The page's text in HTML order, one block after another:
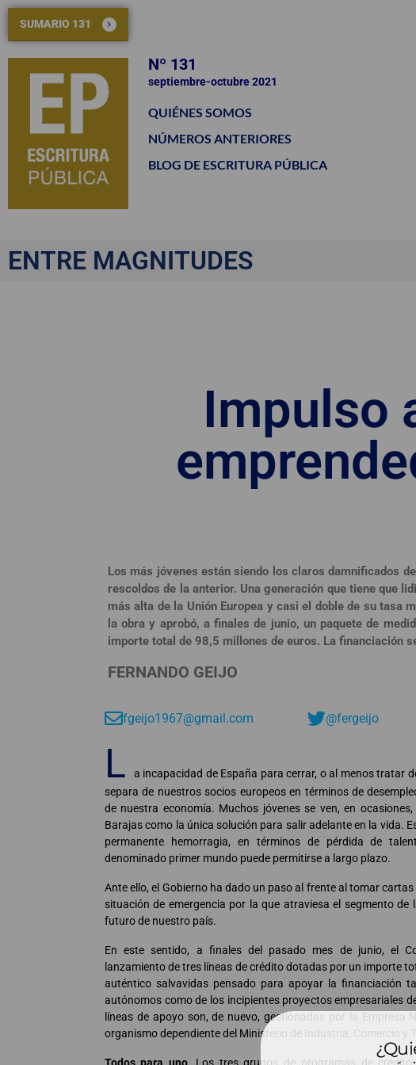
SUMARIO 131
Nº 131
septiembre-octubre 2021
QUIÉNES SOMOS
NÚMEROS ANTERIORES
BLOG DE ESCRITURA PÚBLICA
ENTRE MAGNITUDES
Impulso
Los más jóvenes están siendo los claros damnificados
rescoldos de la anterior. Una generación que tiene que
más alta de la Unión Europea y casi el doble de su tasa
la obra y aprobó, a finales de junio, un paquete de
importe total de 98,5 millones de euros. La financiación
FERNANDO GEIJO
fgeijo1967@gmail.com @fergeijo
L
a incapacidad de España para cerrar, o al menos tratar
separa de nuestros socios europeos en términos de
de nuestra economía. Muchos jóvenes se ven, en
Barajas como la única solución para salir adelante en la vida.
permanente hemorragia, en términos de pérdida de
denominado primer mundo puede permitirse a largo plazo.
Ante ello, el Gobierno ha dado un paso al frente al tomar
situación de emergencia por la que atraviesa el segmento de
futuro de nuestro país.
En este sentido, a finales del pasado mes de junio, el
lanzamiento de tres líneas de crédito dotadas por un importe
auténtico salvavidas pensado para apoyar la financiación
autónomos como de los incipientes proyectos empresariales
líneas de apoyo son, de nuevo, gestionadas por la Empresa
organismo dependiente del Ministerio de Industria, Comercio y